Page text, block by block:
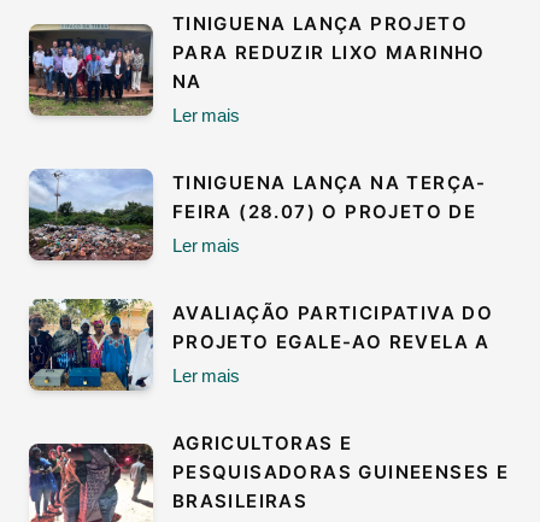
TINIGUENA LANÇA PROJETO
PARA REDUZIR LIXO MARINHO
NA
Ler mais
TINIGUENA LANÇA NA TERÇA-
FEIRA (28.07) O PROJETO DE
Ler mais
AVALIAÇÃO PARTICIPATIVA DO
PROJETO EGALE-AO REVELA A
Ler mais
AGRICULTORAS E
PESQUISADORAS GUINEENSES E
BRASILEIRAS